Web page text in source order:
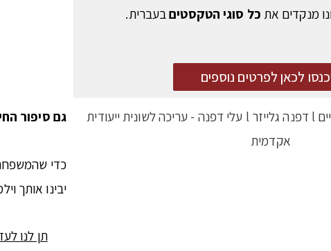
מנקדים את כל סוגי הטקסטיםבעברית.
לכאן לפרטים נוספים
גם סיפור
כדי שהמשפחה
יבינו אותך
תן לנו